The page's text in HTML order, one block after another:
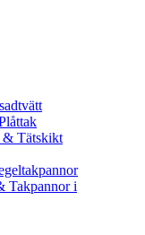
& Tätskikt
Takpannor i